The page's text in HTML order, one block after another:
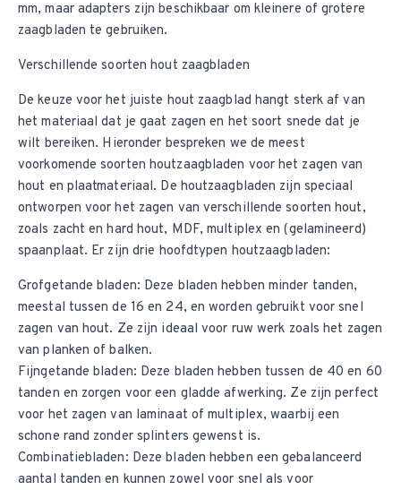
mm, maar adapters zijn beschikbaar om kleinere of grotere
zaagbladen te gebruiken.
Verschillende soorten hout zaagbladen
De keuze voor het juiste hout zaagblad hangt sterk af van
het materiaal dat je gaat zagen en het soort snede dat je
wilt bereiken. Hieronder bespreken we de meest
voorkomende soorten houtzaagbladen voor het zagen van
hout en plaatmateriaal. De houtzaagbladen zijn speciaal
ontworpen voor het zagen van verschillende soorten hout,
zoals zacht en hard hout, MDF, multiplex en (gelamineerd)
spaanplaat. Er zijn drie hoofdtypen houtzaagbladen:
Grofgetande bladen: Deze bladen hebben minder tanden,
meestal tussen de 16 en 24, en worden gebruikt voor snel
zagen van hout. Ze zijn ideaal voor ruw werk zoals het zagen
van planken of balken.
Fijngetande bladen: Deze bladen hebben tussen de 40 en 60
tanden en zorgen voor een gladde afwerking. Ze zijn perfect
voor het zagen van laminaat of multiplex, waarbij een
schone rand zonder splinters gewenst is.
Combinatiebladen: Deze bladen hebben een gebalanceerd
aantal tanden en kunnen zowel voor snel als voor